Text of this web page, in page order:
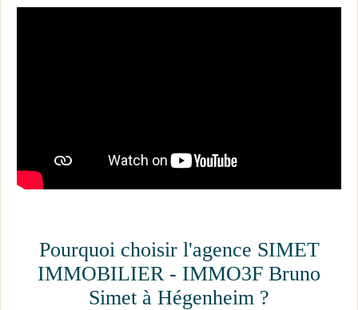
Pourquoi choisir l'agence SIMET
IMMOBILIER - IMMO3F Bruno
Simet à Hégenheim ?